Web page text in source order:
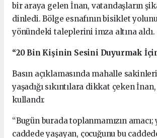
bir araya gelen İnan, vatandaşların
dinledi. Bölge esnafının bisiklet
yönündeki taleplerini imza altına aldı.
“20 Bin Kişinin Sesini Duyurmak
Basın açıklamasında mahalle
yaşadığı sıkıntılara dikkat çeken
kullandı:
“Bugün burada toplanmamızın amacı;
caddede yaşayan, çocuğunu bu